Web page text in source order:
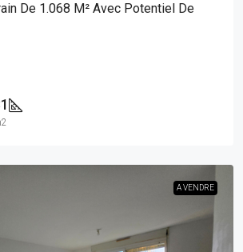
De 1.068 M² Avec Potentiel De
A VENDRE